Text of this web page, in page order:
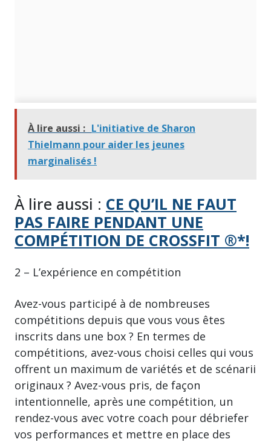
À lire aussi : L'initiative de Sharon
Thielmann pour aider les jeunes
marginalisés !
À lire aussi : CE QU’IL NE FAUT
PAS FAIRE PENDANT UNE
COMPÉTITION DE CROSSFIT ®*!
2 – L’expérience en compétition
Avez-vous participé à de nombreuses
compétitions depuis que vous vous êtes
inscrits dans une box ? En termes de
compétitions, avez-vous choisi celles qui vous
offrent un maximum de variétés et de scénarii
originaux ? Avez-vous pris, de façon
intentionnelle, après une compétition, un
rendez-vous avec votre coach pour débriefer
vos performances et mettre en place des